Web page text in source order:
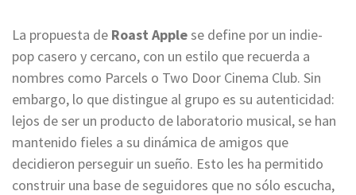
La propuesta de Roast Applese define por un indie-
pop casero y cercano, con un estilo que recuerda a
nombres como Parcels o Two Door Cinema Club. Sin
embargo, lo que distingue al grupo es su autenticidad:
lejos de ser un producto de laboratorio musical, se han
mantenido fieles a su dinámica de amigos que
decidieron perseguir un sueño. Esto les ha permitido
construir una base de seguidores que no sólo escucha,